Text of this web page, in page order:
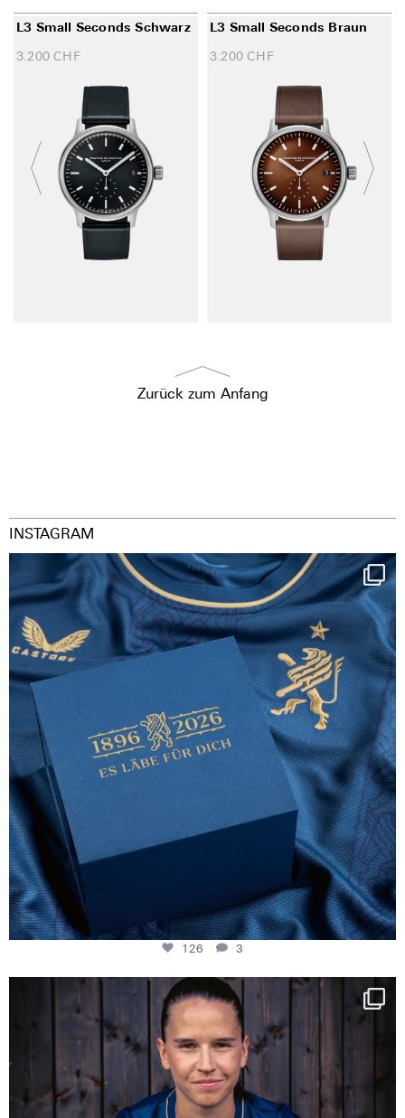
L3 Small Seconds Schwarz
3.200 CHF
L3 Small Seconds Braun
3.200 CHF
Zurück zum Anfang
INSTAGRAM
Happy Birthday FCZ
130 years filled ...
126
3
126 3
NIE USENAND GAH
Some anniversaries
291
5